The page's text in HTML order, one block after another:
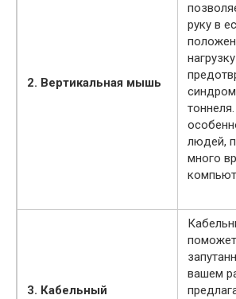
2. Вертикальная мышь
руку в
людей,
много
3. Кабельный
вашем